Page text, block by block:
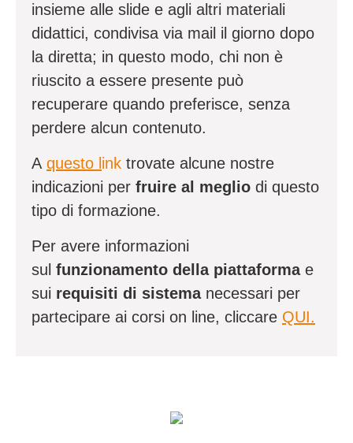
insieme alle slide e agli altri materiali
didattici, condivisa via mail il giorno dopo
la diretta; in questo modo, chi non è
riuscito a essere presente può
recuperare quando preferisce, senza
perdere alcun contenuto.
A questo l ink trovate alcune nostre
indicazioni per fruire al meglio di questo
tipo di formazione.
Per avere informazioni
sul funzionamento della piattaformae
sui requisiti di sistemanecessari per
partecipare ai corsi on line, cliccare QUI.